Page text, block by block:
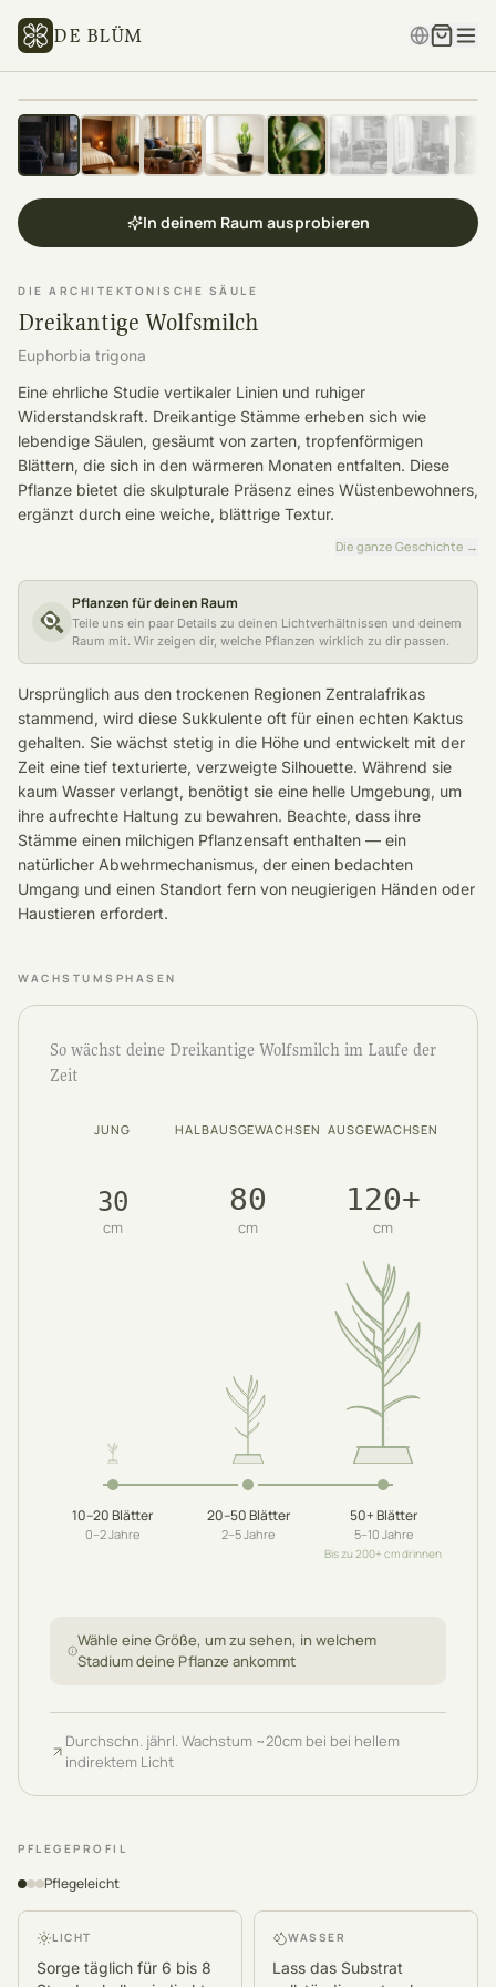
DE BLÜM
In deinem Raum ausprobieren
DIE ARCHITEKTONISCHE SÄULE
Dreikantige Wolfsmilch
Euphorbia trigona
Eine ehrliche Studie vertikaler Linien und ruhiger
Widerstandskraft. Dreikantige Stämme erheben sich wie
lebendige Säulen, gesäumt von zarten, tropfenförmigen
Blättern, die sich in den wärmeren Monaten entfalten. Diese
Pflanze bietet die skulpturale Präsenz eines Wüstenbewohners,
ergänzt durch eine weiche, blättrige Textur.
Die ganze Geschichte →
Pflanzen für deinen Raum
Teile uns ein paar Details zu deinen Lichtverhältnissen und deinem
Raum mit. Wir zeigen dir, welche Pflanzen wirklich zu dir passen.
Ursprünglich aus den trockenen Regionen Zentralafrikas
stammend, wird diese Sukkulente oft für einen echten Kaktus
gehalten. Sie wächst stetig in die Höhe und entwickelt mit der
Zeit eine tief texturierte, verzweigte Silhouette. Während sie
kaum Wasser verlangt, benötigt sie eine helle Umgebung, um
ihre aufrechte Haltung zu bewahren. Beachte, dass ihre
Stämme einen milchigen Pflanzensaft enthalten — ein
natürlicher Abwehrmechanismus, der einen bedachten
Umgang und einen Standort fern von neugierigen Händen oder
Haustieren erfordert.
WACHSTUMSPHASEN
So wächst deine Dreikantige Wolfsmilch im Laufe der
Zeit
JUNG
30
cm
10–20Blätter
0–2Jahre
HALBAUSGEWACHSEN
80
cm
20–50Blätter
2–5Jahre
AUSGEWACHSEN
120+
cm
50+Blätter
5–10 Jahre
Bis zu 200+ cm drinnen
Wähle eine Größe, um zu sehen, in welchem
Stadium deine Pflanze ankommt
Durchschn. jährl. Wachstum ~20cm bei bei hellem
indirektem Licht
PFLEGEPROFIL
Pflegeleicht
LICHT
Sorge täglich für 6 bis 8
WASSER
Lass das Substrat